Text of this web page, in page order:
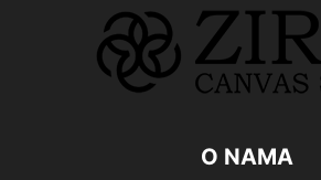
multiple
variants.
The
options
O NAMA